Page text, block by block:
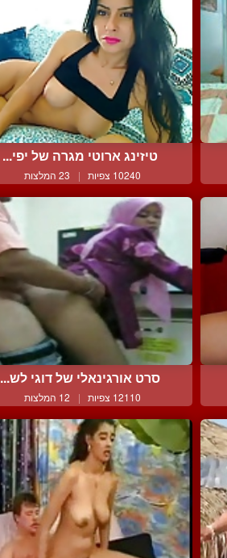
טיזינג ארוטי מגרה של יפי...
10240 צפיות | 23 המלצות
סרט אורגינאלי של דוגי לש...
12110 צפיות | 12 המלצות